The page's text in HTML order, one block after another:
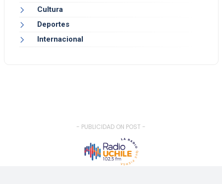
Cultura
Deportes
Internacional
- PUBLICIDAD ON POST -